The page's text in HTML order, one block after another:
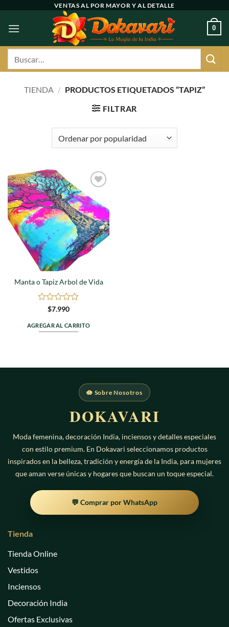
contenido
VENTAS AL POR MAYOR Y AL DETALLE
0
TIENDA / PRODUCTOS ETIQUETADOS “TAPIZ”
FILTRAR
Agregar
a
favoritos
Manta o Tapiz Arbol de Vida
Valorado
0
de
$7.990
AGREGAR AL CARRITO
🪷 Sobre Nosotros
DOKAVARI
Moda femenina, decoración India, inciensos y detalles especiales
con estilo premium. En Dokavari seleccionamos productos
inspirados en la belleza, tradición y energía de la India, para mujeres
que aman verse únicas y hogares que buscan un toque especial.
💬 Comprar por WhatsApp
Tienda
Tienda Online
Vestidos
Inciensos
Decoración India
Ofertas Exclusivas